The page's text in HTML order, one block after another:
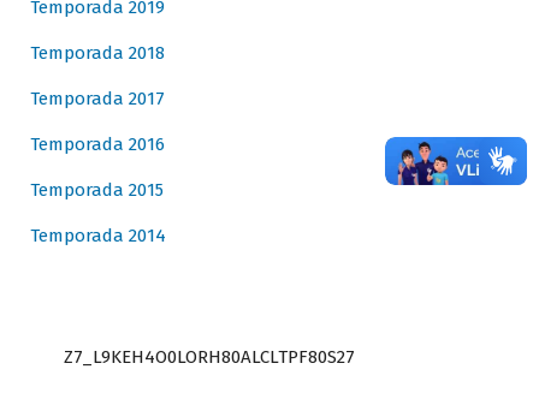
Temporada 2019
Temporada 2018
Temporada 2017
Temporada 2016
Temporada 2015
Temporada 2014
Z7_L9KEH4O0LORH80ALCLTPF80S27